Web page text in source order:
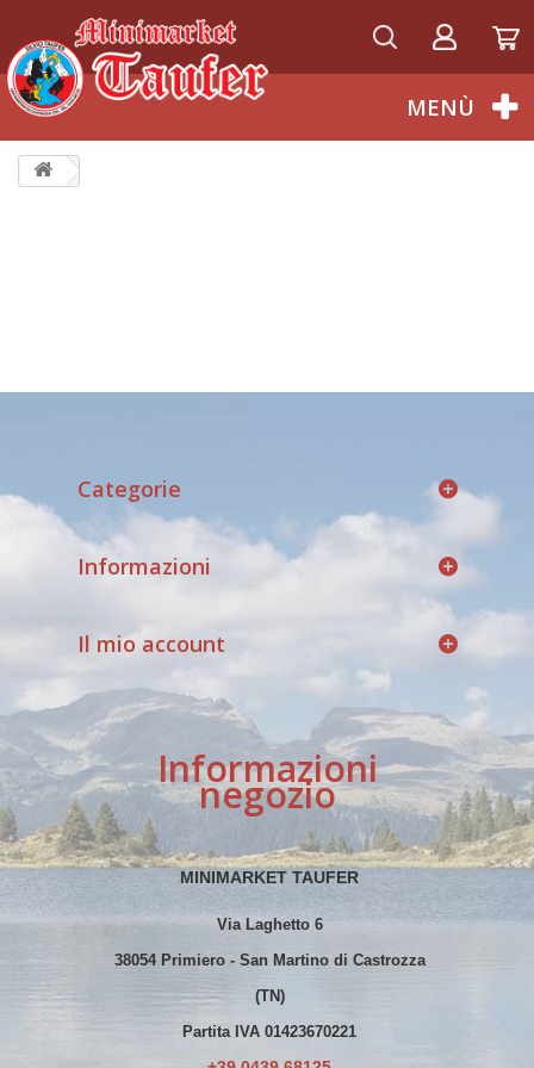
Italiano
MENÙ
Categorie
Informazioni
Il mio account
Informazioni
negozio
MINIMARKET TAUFER
Via Laghetto 6
38054 Primiero - San Martino di Castrozza
(TN)
Partita IVA 01423670221